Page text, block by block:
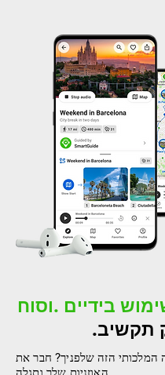
בידיים .וסוח
תקשיב
המלכותי הזה שלפניך? חבר את